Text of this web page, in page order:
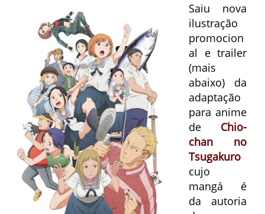
Saiu nova
ilustração
promocion
al e trailer
(mais
abaixo) da
adaptação
para anime
de Chio-
chan no
Tsugakuro
cujo
mangá é
da autoria